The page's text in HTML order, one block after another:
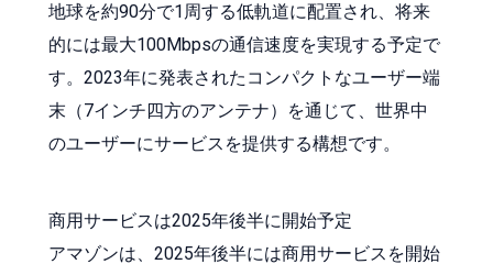
地球を約90分で1周する低軌道に配置され、将来
的には最大100Mbpsの通信速度を実現する予定で
す。2023年に発表されたコンパクトなユーザー端
末（7インチ四方のアンテナ）を通じて、世界中
のユーザーにサービスを提供する構想です。
商用サービスは2025年後半に開始予定
アマゾンは、2025年後半には商用サービスを開始